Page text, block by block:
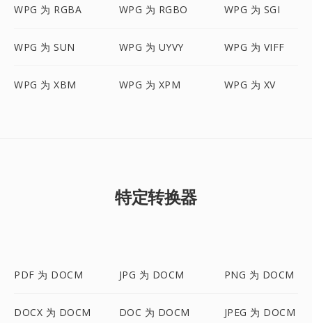
WPG 为 RGBA WPG 为 RGBO WPG 为 SGI
WPG 为 SUN WPG 为 UYVY WPG 为 VIFF
WPG 为 XBM WPG 为 XPM WPG 为 XV
特定转换器
PDF 为 DOCM JPG 为 DOCM PNG 为 DOCM
DOCX 为 DOCM DOC 为 DOCM JPEG 为 DOCM